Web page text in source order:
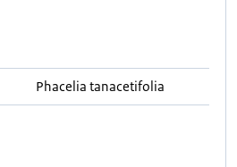
Phacelia tanacetifolia